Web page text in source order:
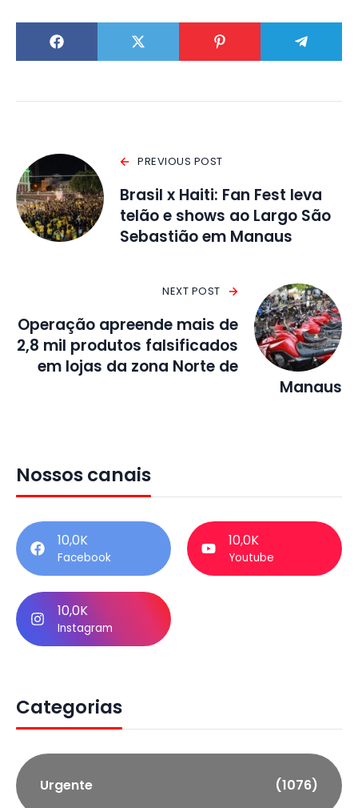
PREVIOUS POST
Brasil x Haiti: Fan Fest leva
telão e shows ao Largo São
Sebastião em Manaus
NEXT POST
Operação apreende mais de
2,8 mil produtos falsificados
em lojas da zona Norte de
Manaus
Nossos canais
10,0K
Facebook
10,0K
Youtube
10,0K
Instagram
Categorias
Urgente (1076)